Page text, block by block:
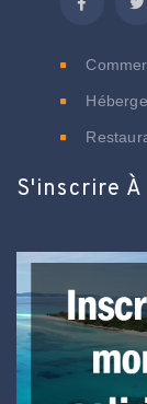
S'inscrire